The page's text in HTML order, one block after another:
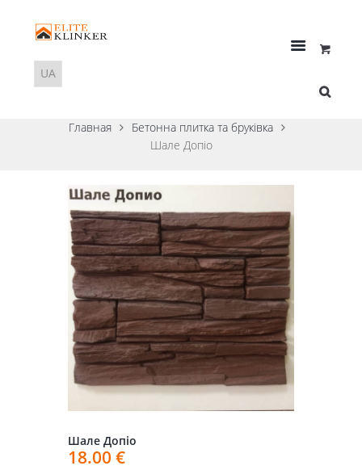
Главная
Бетонна плитка та бруківка
Шале Допіо
Шале Допіо
18.00 €